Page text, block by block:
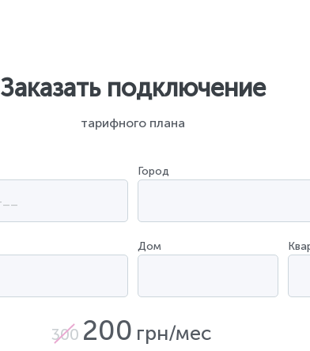
Заказать подключение
тарифного плана
Город
Дом
300 200 грн/мес